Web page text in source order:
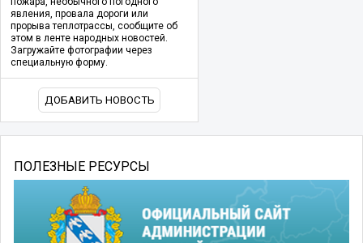
явления, провала дороги или
прорыва теплотрассы, сообщите об
этом в ленте народных новостей.
Загружайте фотографии через
специальную форму.
ДОБАВИТЬ НОВОСТЬ
ПОЛЕЗНЫЕ РЕСУРСЫ